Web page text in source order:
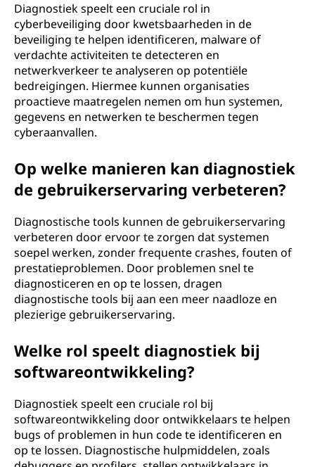
Diagnostiek speelt een cruciale rol in
cyberbeveiliging door kwetsbaarheden in de
beveiliging te helpen identificeren, malware of
verdachte activiteiten te detecteren en
netwerkverkeer te analyseren op potentiële
bedreigingen. Hiermee kunnen organisaties
proactieve maatregelen nemen om hun systemen,
gegevens en netwerken te beschermen tegen
cyberaanvallen.
Op welke manieren kan diagnostiek
de gebruikerservaring verbeteren?
Diagnostische tools kunnen de gebruikerservaring
verbeteren door ervoor te zorgen dat systemen
soepel werken, zonder frequente crashes, fouten of
prestatieproblemen. Door problemen snel te
diagnosticeren en op te lossen, dragen
diagnostische tools bij aan een meer naadloze en
plezierige gebruikerservaring.
Welke rol speelt diagnostiek bij
softwareontwikkeling?
Diagnostiek speelt een cruciale rol bij
softwareontwikkeling door ontwikkelaars te helpen
bugs of problemen in hun code te identificeren en
op te lossen. Diagnostische hulpmiddelen, zoals